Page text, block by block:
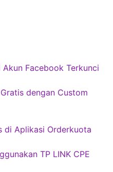
Facebook Terkunci
dengan Custom
di Aplikasi Orderkuota
TP LINK CPE